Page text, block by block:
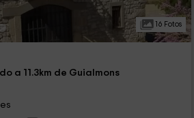
16 Fotos
a 11.3km de Guialmons